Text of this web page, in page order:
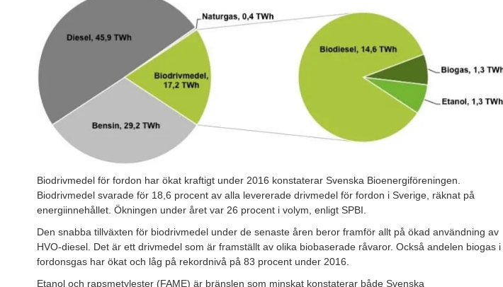
Biodrivmedel för fordon har ökat kraftigt under 2016 konstaterar Svenska Bioenergiföreningen.
Biodrivmedel svarade för 18,6 procent av alla levererade drivmedel för fordon i Sverige, räknat på
energiinnehållet. Ökningen under året var 26 procent i volym, enligt SPBI.
Den snabba tillväxten för biodrivmedel under de senaste åren beror framför allt på ökad användning av
HVO-diesel. Det är ett drivmedel som är framställt av olika biobaserade råvaror. Också andelen biogas i
fordonsgas har ökat och låg på rekordnivå på 83 procent under 2016.
Etanol och rapsmetylester (FAME) är bränslen som minskat konstaterar både Svenska